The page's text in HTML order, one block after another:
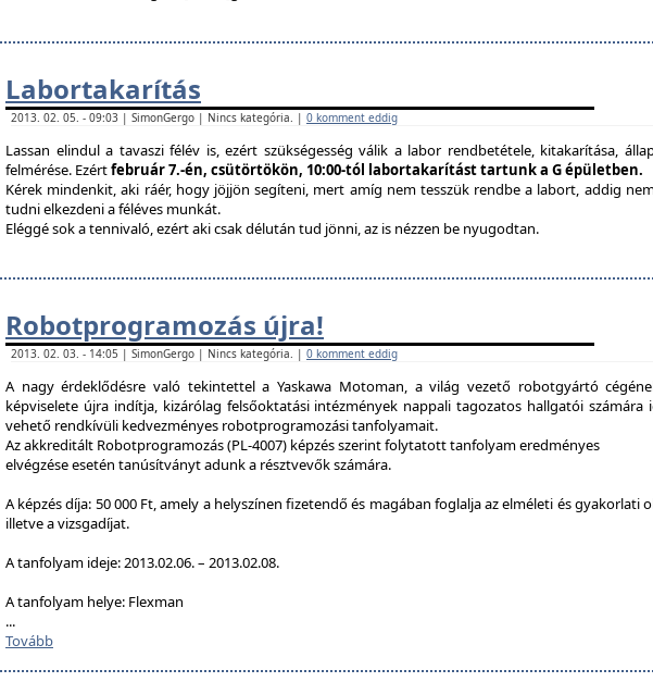
Labortakarítás
2013. 02. 05. - 09:03 | SimonGergo | Nincs kategória. | 0 komment eddig
Lassan elindul a tavaszi félév is, ezért szükségesség válik a labor rendbetétele, kitakarítása,
felmérése. Ezértfebruár 7.-én, csütörtökön, 10:00-tól labortakarítást tartunk a G épületben.
Kérek mindenkit, aki ráér, hogy jöjjön segíteni, mert amíg nem tesszük rendbe a labort, addig
tudni elkezdeni a féléves munkát.
Eléggé sok a tennivaló, ezért aki csak délután tud jönni, az is nézzen be nyugodtan.
Robotprogramozás újra!
2013. 02. 03. - 14:05 | SimonGergo | Nincs kategória. | 0 komment eddig
A nagy érdeklődésre való tekintettel a Yaskawa Motoman, a világ vezető robotgyártó
képviselete újra indítja, kizárólag felsőoktatási intézmények nappali tagozatos hallgatói számára
vehető rendkívüli kedvezményes robotprogramozási tanfolyamait.
Az akkreditált Robotprogramozás (PL-4007) képzés szerint folytatott tanfolyam eredményes
elvégzése esetén tanúsítványt adunk a résztvevők számára.
A képzés díja: 50 000 Ft, amely a helyszínen fizetendő és magában foglalja az elméleti és gyakorlati
illetve a vizsgadíjat.
A tanfolyam ideje: 2013.02.06. – 2013.02.08.
A tanfolyam helye: Flexman
...
Tovább